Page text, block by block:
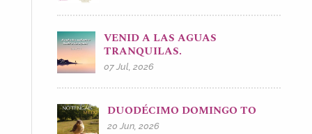
VENID A LAS AGUAS
TRANQUILAS.
07 Jul, 2026
DUODÉCIMO DOMINGO TO
20 Jun, 2026